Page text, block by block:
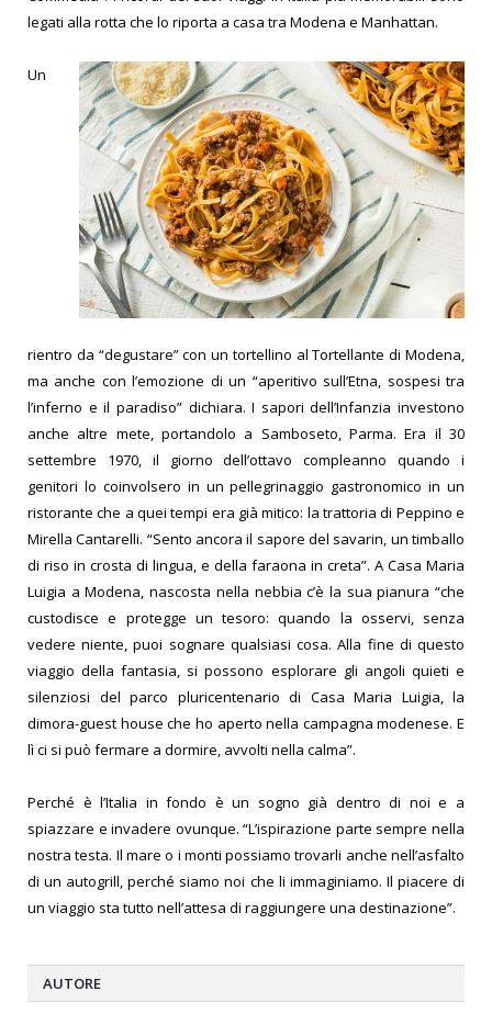
legati alla rotta che lo riporta a casa tra Modena e Manhattan.
Un
rientro da “degustare” con un tortellino al Tortellante di Modena,
ma anche con l’emozione di un “aperitivo sull’Etna, sospesi tra
l’inferno e il paradiso” dichiara. I sapori dell’Infanzia investono
anche altre mete, portandolo a Samboseto, Parma. Era il 30
settembre 1970, il giorno dell’ottavo compleanno quando i
genitori lo coinvolsero in un pellegrinaggio gastronomico in un
ristorante che a quei tempi era già mitico: la trattoria di Peppino e
Mirella Cantarelli. “Sento ancora il sapore del savarin, un timballo
di riso in crosta di lingua, e della faraona in creta”. A Casa Maria
Luigia a Modena, nascosta nella nebbia c’è la sua pianura “che
custodisce e protegge un tesoro: quando la osservi, senza
vedere niente, puoi sognare qualsiasi cosa. Alla fine di questo
viaggio della fantasia, si possono esplorare gli angoli quieti e
silenziosi del parco pluricentenario di Casa Maria Luigia, la
dimora-guest house che ho aperto nella campagna modenese. E
lì ci si può fermare a dormire, avvolti nella calma”.
Perché è l’Italia in fondo è un sogno già dentro di noi e a
spiazzare e invadere ovunque. “L’ispirazione parte sempre nella
nostra testa. Il mare o i monti possiamo trovarli anche nell’asfalto
di un autogrill, perché siamo noi che li immaginiamo. Il piacere di
un viaggio sta tutto nell’attesa di raggiungere una destinazione”.
AUTORE